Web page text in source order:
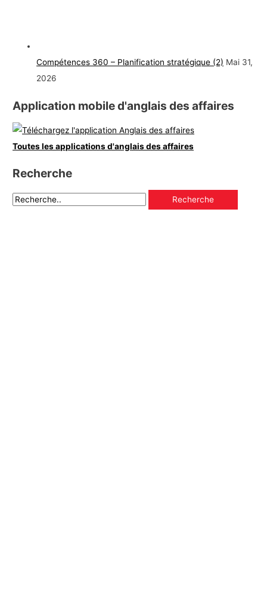
Compétences 360 – Planification stratégique (2) Mai 31,
2026
Application mobile d'anglais des affaires
Toutes les applications d'anglais des affaires
Recherche